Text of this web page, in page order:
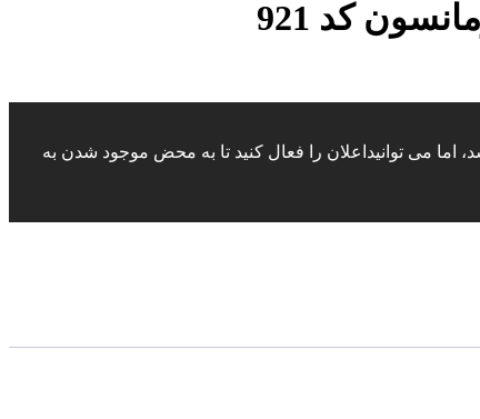
کد 921
می توانیداعلان را فعال کنید تا به محض موجود شدن به